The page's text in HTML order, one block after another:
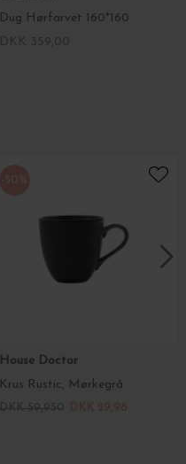
Dug Hørfarvet 160*160
-50%
House Doctor
Krus Rustic, Mørkegrå